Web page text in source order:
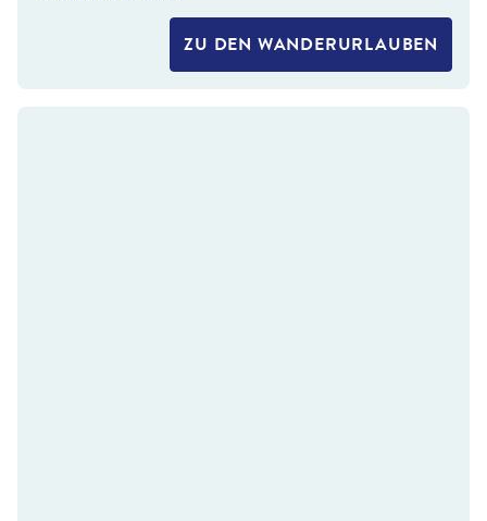
ZU DEN WANDERURLAUBEN